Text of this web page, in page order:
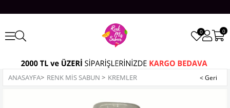
0
0
ANASAYFA> RENK MİS SABUN > KREMLER